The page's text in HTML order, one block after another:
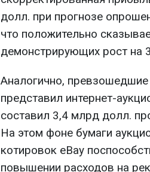
долл. при прогнозе
что положительно
демонстрирующих рост на
Аналогично,
представил интернет-
составил 3,4 млрд долл.
На этом фоне бумаги
котировок eBay
повышении расходов на